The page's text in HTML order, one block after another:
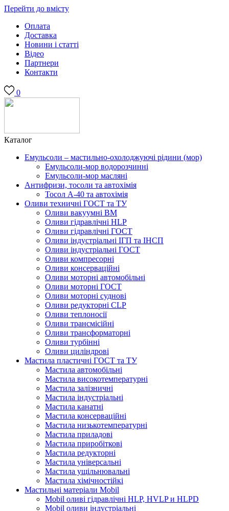
Перейти до вмісту
Оплата
Доставка
Новини і статті
Відео
Партнери
Контакти
0
Каталог
Емульсоли – мастильно-охолоджуючі рідини (мор)
Емульсоли-мор водорозчинні
Емульсоли-мор масляні
Антифризи, тосоли та автохімія
Тосол А-40 та автохімія
Оливи техничні ГОСТ та ТУ
Оливи вакуумні ВМ
Оливи гідравлічні HLP
Оливи гідравлічні ГОСТ
Оливи індустріальні ІГП та ІНСП
Оливи індустріальні ГОСТ
Оливи компресорні
Оливи консерваційні
Оливи моторні автомобільні
Оливи моторні ГОСТ
Оливи моторні суднові
Оливи редукторні CLP
Оливи теплоносії
Оливи трансмісійні
Оливи трансформаторні
Оливи турбінні
Оливи циліндрові
Мастила пластичні ГОСТ та ТУ
Мастила автомобільні
Мастила високотемпературні
Мастила залізничні
Мастила індустріальні
Мастила канатні
Мастила консерваційні
Мастила низькотемпературні
Мастила приладові
Мастила приробіткові
Мастила редукторні
Мастила універсальні
Мастила ущільнювальні
Мастила хімічностійкі
Мастильні матеріали Mobil
Mobil оливі гідравлічні HLP, HVLP и HLPD
Mobil оливи індустріальні